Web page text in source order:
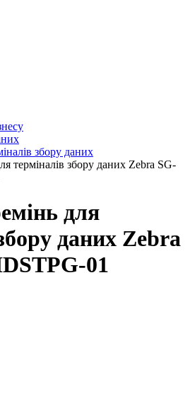
збору даних
терміналів збору даних Zebra SG-
для
даних Zebra
01